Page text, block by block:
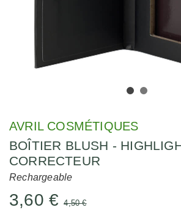
AVRIL COSMÉTIQUES
BOÎTIER BLUSH -
CORRECTEUR
Rechargeable
3,60 € 4,50 €